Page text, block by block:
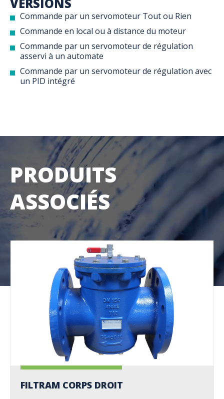
VERSIONS
Commande par un servomoteur Tout ou Rien
Commande en local ou à distance du moteur
Commande par un servomoteur de régulation
asservi à un automate
Commande par un servomoteur de régulation avec
un PID intégré
PRODUITS
ASSOCIÉS
FILTRAM CORPS DROIT